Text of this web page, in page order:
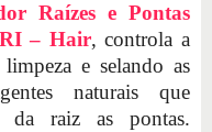
Raízes e Pontas
– Hair, controla a
e selando as
naturais que
raiz as pontas.